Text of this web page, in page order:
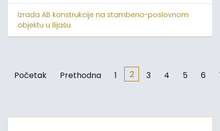
Izrada AB konstrukcije na stambeno-poslovnom
objektu u Ilijašu
Početak Prethodna 1 2 3 4 5 6